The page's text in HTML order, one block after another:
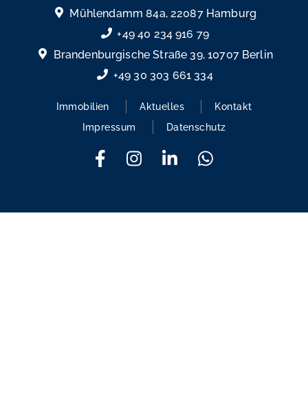
Mühlendamm 84a, 22087 Hamburg
+49 40 234 916 79
Brandenburgische Straße 39, 10707 Berlin
+49 30 303 661 334
Immobilien Aktuelles
Kontakt
Impressum
Datenschutz